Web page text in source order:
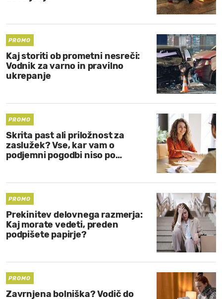
PROMO
Kaj storiti ob prometni nesreči:
Vodnik za varno in pravilno
ukrepanje
PROMO
Skrita past ali priložnost za
zaslužek? Vse, kar vam o
podjemni pogodbi niso po…
PROMO
Prekinitev delovnega razmerja:
Kaj morate vedeti, preden
podpišete papirje?
PROMO
Zavrnjena bolniška? Vodič do